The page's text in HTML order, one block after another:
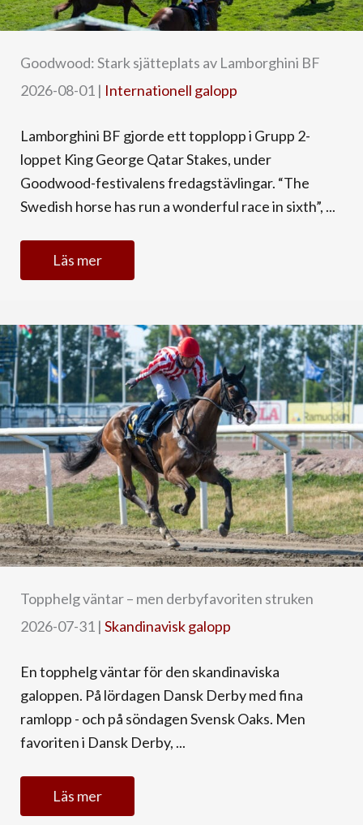
Goodwood: Stark sjätteplats av Lamborghini BF
2026-08-01 | Internationell galopp
Lamborghini BF gjorde ett topplopp i Grupp 2-
loppet King George Qatar Stakes, under
Goodwood-festivalens fredagstävlingar. “The
Swedish horse has run a wonderful race in sixth”, ...
Läs mer
Topphelg väntar – men derbyfavoriten struken
2026-07-31 | Skandinavisk galopp
En topphelg väntar för den skandinaviska
galoppen. På lördagen Dansk Derby med fina
ramlopp - och på söndagen Svensk Oaks. Men
favoriten i Dansk Derby, ...
Läs mer